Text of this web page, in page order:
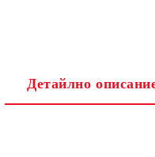
Детайлно